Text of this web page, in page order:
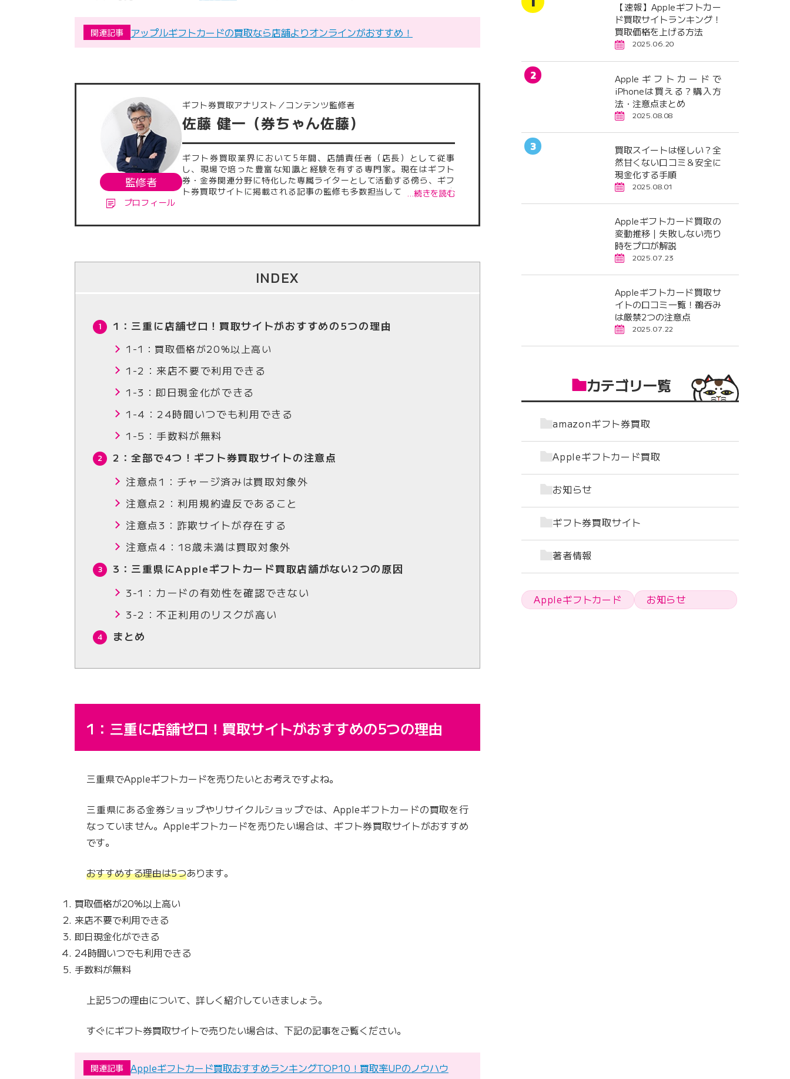
関連記事 アップルギフトカードの買取なら店舗よりオンラインがおすすめ！
監修者
プロフィール
ギフト券買取アナリスト／コンテンツ監修者
佐藤 健一（券ちゃん佐藤）
ギフト券買取業界において5年間、店舗責任者（店長）として従事
し、現場で培った豊富な知識と経験を有する専門家。現在はギフト
券・金券関連分野に特化した専属ライターとして活動する傍ら、ギフ
ト券買取サイトに掲載される記事の監修も多数担当している。これま
…続きを読む
INDEX
1：三重に店舗ゼロ！買取サイトがおすすめの5つの理由
1-1：買取価格が20%以上高い
1-2：来店不要で利用できる
1-3：即日現金化ができる
1-4：24時間いつでも利用できる
1-5：手数料が無料
2：全部で4つ！ギフト券買取サイトの注意点
注意点1：チャージ済みは買取対象外
注意点2：利用規約違反であること
注意点3：詐欺サイトが存在する
注意点4：18歳未満は買取対象外
3：三重県にAppleギフトカード買取店舗がない2つの原因
3-1：カードの有効性を確認できない
3-2：不正利用のリスクが高い
まとめ
1：三重に店舗ゼロ！買取サイトがおすすめの5つの理由
三重県でAppleギフトカードを売りたいとお考えですよね。
三重県にある金券ショップやリサイクルショップでは、Appleギフトカードの買取を行
なっていません。Appleギフトカードを売りたい場合は、ギフト券買取サイトがおすすめ
です。
おすすめする理由は5つあります。
買取価格が20%以上高い
来店不要で利用できる
即日現金化ができる
24時間いつでも利用できる
手数料が無料
上記5つの理由について、詳しく紹介していきましょう。
すぐにギフト券買取サイトで売りたい場合は、下記の記事をご覧ください。
関連記事 Appleギフトカード買取おすすめランキングTOP10！買取率UPのノウハウ
【速報】Appleギフトカー
ド買取サイトランキング！
買取価格を上げる方法
2025.06.20
Appleギフトカードで
iPhoneは買える？購入方
法・注意点まとめ
2025.08.08
買取スイートは怪しい？全
然甘くない口コミ＆安全に
現金化する手順
2025.08.01
Appleギフトカード買取の
変動推移｜失敗しない売り
時をプロが解説
2025.07.23
Appleギフトカード買取サ
イトの口コミ一覧！鵜呑み
は厳禁2つの注意点
2025.07.22
カテゴリ一覧
amazonギフト券買取
Appleギフトカード買取
お知らせ
ギフト券買取サイト
著者情報
Appleギフトカード お知らせ